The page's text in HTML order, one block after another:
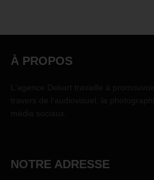
À PROPOS
NOTRE ADRESSE